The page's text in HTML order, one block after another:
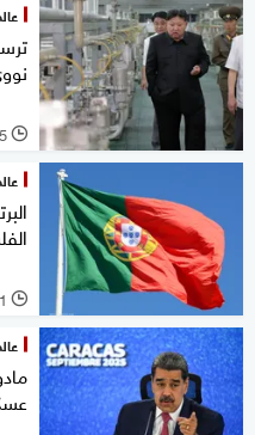
l
25
l
21